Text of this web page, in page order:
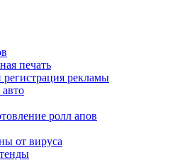
печать
регистрация рекламы
ролл апов
от вируса